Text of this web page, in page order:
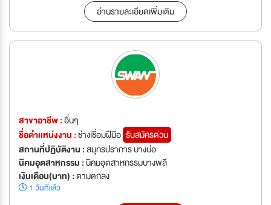
อ่านรายละเอียดเพิ่มเติม
สาขาอาชีพ :อื่นๆ
ชื่อตำเเหน่งงาน :ช่างเชื่อมฝีมือ รับสมัครด่วน
สถานที่ปฏิบัติงาน :สมุทรปราการ บางบ่อ
นิคมอุตสาหกรรม :นิคมอุตสาหกรรมบางพลี
เงินเดือน(บาท) :ตามตกลง
1 วันที่แล้ว